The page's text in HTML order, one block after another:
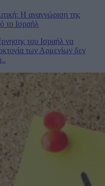
Η αναγνώριση της
το Ισραήλ
του Ισραήλ να
των Αρμενίων δεν